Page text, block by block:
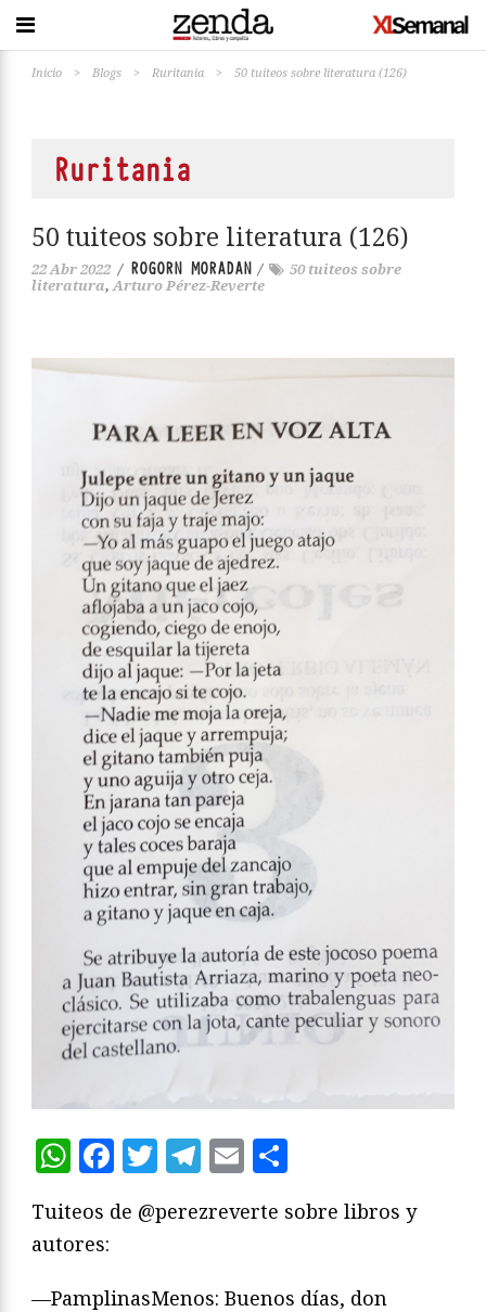
Inicio > Blogs > Ruritania > 50 tuiteos sobre literatura (126)
Ruritania
50 tuiteos sobre literatura (126)
22 Abr 2022 / ROGORN MORADAN /
50 tuiteos sobre
literatura, Arturo Pérez-Reverte
WhatsApp
Facebook
Twitter
Telegram
Email
Tuiteos de @perezreverte sobre libros y
autores:
—PamplinasMenos: Buenos días, don